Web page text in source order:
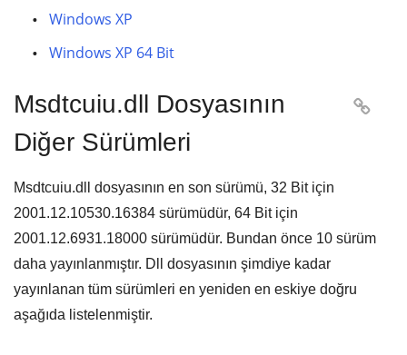
Windows XP
Windows XP 64 Bit
Msdtcuiu.dll Dosyasının
Diğer Sürümleri

Msdtcuiu.dll dosyasının en son sürümü, 32 Bitiçin
2001.12.10530.16384 sürümüdür, 64 Bitiçin
2001.12.6931.18000 sürümüdür. Bundan önce 10 sürüm
daha yayınlanmıştır. Dll dosyasının şimdiye kadar
yayınlanan tüm sürümleri en yeniden en eskiye doğru
aşağıda listelenmiştir.